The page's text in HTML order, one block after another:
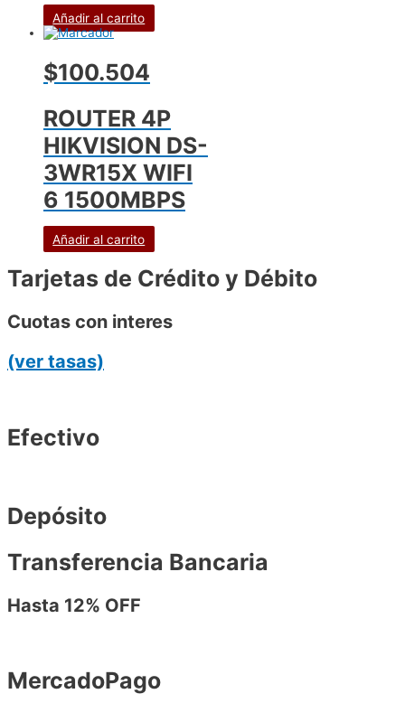
Añadir al carrito
$100.504
ROUTER 4P
HIKVISION DS-
3WR15X WIFI
6 1500MBPS
Añadir al carrito
Tarjetas de Crédito y Débito
Cuotas con interes
(ver tasas)
Efectivo
Depósito
Transferencia Bancaria
Hasta 12% OFF
MercadoPago